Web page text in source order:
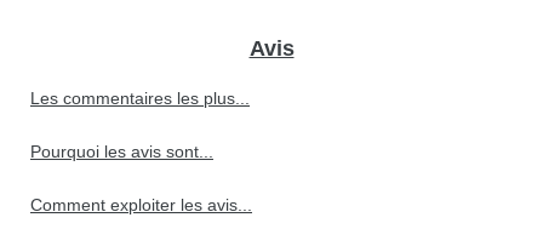
Avis
Les commentaires les plus...
Pourquoi les avis sont...
Comment exploiter les avis...